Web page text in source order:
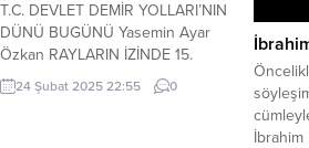
T.C. DEVLET DEMİR YOLLARI’NIN
DÜNÜ BUGÜNÜ Yasemin Ayar
Özkan RAYLARIN İZİNDE 15.
ULUSAL KARMA RESİM SERGİSİ
20-25 ŞUBAT 2025 20 Şubat
24 Şubat 2025 22:55 0
İbrahim